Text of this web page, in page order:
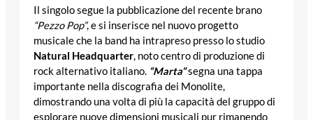
Il singolo segue la pubblicazione del recente brano
“Pezzo Pop”, e si inserisce nel nuovo progetto
musicale che la band ha intrapreso presso lo studio
Natural Headquarter, noto centro di produzione di
rock alternativo italiano. “Marta”segna una tappa
importante nella discografia dei Monolite,
dimostrando una volta di più la capacità del gruppo di
esplorare nuove dimensioni musicali pur rimanendo